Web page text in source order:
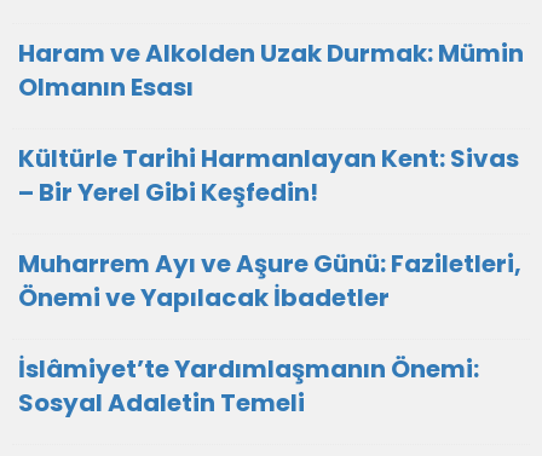
Haram ve Alkolden Uzak Durmak: Mümin
Olmanın Esası
Kültürle Tarihi Harmanlayan Kent: Sivas
– Bir Yerel Gibi Keşfedin!
Muharrem Ayı ve Aşure Günü: Faziletleri,
Önemi ve Yapılacak İbadetler
İslâmiyet’te Yardımlaşmanın Önemi:
Sosyal Adaletin Temeli